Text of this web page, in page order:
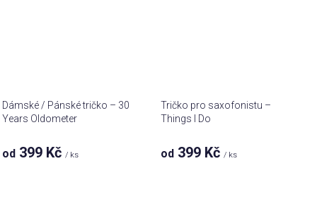
Dámské / Pánské tričko – 30
Years Oldometer
od 399 Kč / ks
Tričko pro saxofonistu –
Things I Do
od 399 Kč / ks